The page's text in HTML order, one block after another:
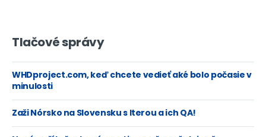
Tlačové správy
WHDproject.com, keď chcete vedieť aké bolo počasie v
minulosti
Zaži Nórsko na Slovensku s Iterou a ich QA!